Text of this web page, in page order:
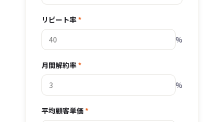
リピート率*
%
月間解約率*
%
平均顧客単価*